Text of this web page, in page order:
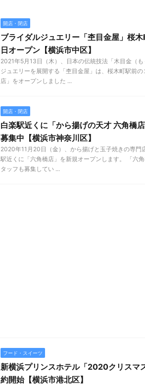
開店・閉店
ブライダルジュエリー「杢目金屋」桜
日オープン【横浜市中区】
2021年5月13日（木）、日本の伝統技法「木目金（
ジュエリーを展開する「杢目金屋」は、桜木町駅前
店」をオープンしました ...
開店・閉店
白楽駅近くに「から揚げの天才 六角橋
募集中【横浜市神奈川区】
2020年11月20日（金）、から揚げと玉子焼きの専門
駅近くに「六角橋店」を新規オープンします。 「六
タッフも募集してい ...
フード・スイーツ
新横浜プリンスホテル「2020クリスマ
約開始【横浜市港北区】